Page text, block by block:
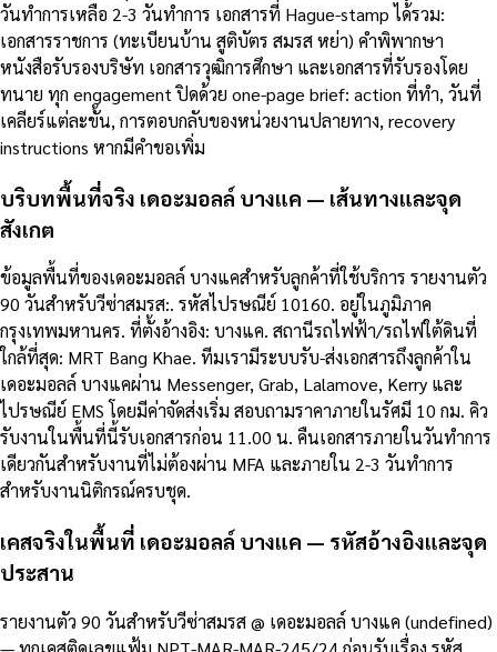
วันทำการเหลือ 2-3 วันทำการ เอกสารที่ Hague-stamp ได้รวม:
เอกสารราชการ (ทะเบียนบ้าน สูติบัตร สมรส หย่า) คำพิพากษา
หนังสือรับรองบริษัท เอกสารวุฒิการศึกษา และเอกสารที่รับรองโดย
ทนาย ทุก engagement ปิดด้วย one-page brief: action ที่ทำ, วันที่
เคลียร์แต่ละขั้น, การตอบกลับของหน่วยงานปลายทาง, recovery
instructions หากมีคำขอเพิ่ม
บริบทพื้นที่จริง เดอะมอลล์ บางแค — เส้นทางและจุด
สังเกต
ข้อมูลพื้นที่ของเดอะมอลล์ บางแคสำหรับลูกค้าที่ใช้บริการ รายงานตัว
90 วันสำหรับวีซ่าสมรส:. รหัสไปรษณีย์ 10160. อยู่ในภูมิภาค
กรุงเทพมหานคร. ที่ตั้งอ้างอิง: บางแค. สถานีรถไฟฟ้า/รถไฟใต้ดินที่
ใกล้ที่สุด: MRT Bang Khae. ทีมเรามีระบบรับ-ส่งเอกสารถึงลูกค้าใน
เดอะมอลล์ บางแคผ่าน Messenger, Grab, Lalamove, Kerry และ
ไปรษณีย์ EMS โดยมีค่าจัดส่งเริ่ม สอบถามราคาภายในรัศมี 10 กม. คิว
รับงานในพื้นที่นี้รับเอกสารก่อน 11.00 น. คืนเอกสารภายในวันทำการ
เดียวกันสำหรับงานที่ไม่ต้องผ่าน MFA และภายใน 2-3 วันทำการ
สำหรับงานนิติกรณ์ครบชุด.
เคสจริงในพื้นที่ เดอะมอลล์ บางแค — รหัสอ้างอิงและจุด
ประสาน
รายงานตัว 90 วันสำหรับวีซ่าสมรส @ เดอะมอลล์ บางแค (undefined)